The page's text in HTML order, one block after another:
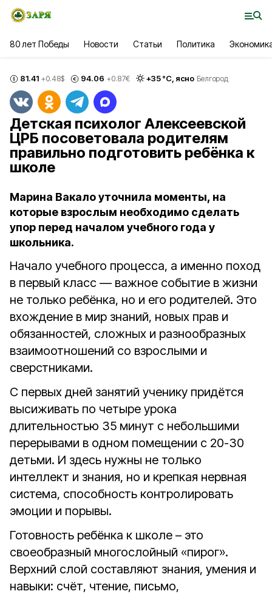
80 лет Победы Новости Статьи Политика
81.41 +0.48$ 94.06 +0.87€ +35°С, ясно Белгород
Детская психолог Алексеевской
ЦРБ посоветовала родителям
правильно подготовить ребёнка к
школе
Марина Вакало уточнила моменты, на
которые взрослым необходимо сделать
упор перед началом учебного года у
школьника.
Начало учебного процесса, а именно поход
в первый класс — важное событие в жизни
не только ребёнка, но и его родителей. Это
вхождение в мир знаний, новых прав и
обязанностей, сложных и разнообразных
взаимоотношений со взрослыми и
сверстниками.
С первых дней занятий ученику придётся
высиживать по четыре урока
длительностью 35 минут с небольшими
перерывами в одном помещении с 20-30
детьми. И здесь нужны не только
интеллект и знания, но и крепкая нервная
система, способность контролировать
эмоции и порывы.
Готовность ребёнка к школе – это
своеобразный многослойный «пирог».
Верхний слой составляют знания, умения и
навыки: счёт, чтение, письмо,